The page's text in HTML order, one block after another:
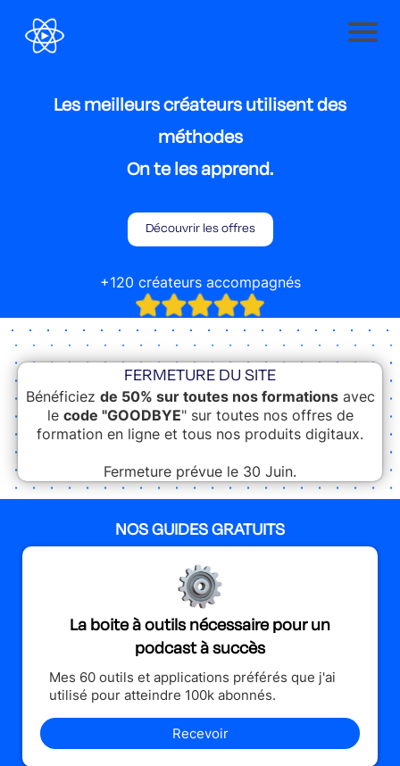
Les meilleurs créateurs utilisent des
méthodes
On te les apprend.
Découvrir les offres
+120 créateurs accompagnés
FERMETURE DU SITE
Bénéficiez de 50% sur toutes nos formationsavec
le code "GOODBYE" sur toutes nos offres de
formation en ligne et tous nos produits digitaux.
Fermeture prévue le 30 Juin.
NOS GUIDES GRATUITS
La boite à outils nécessaire pour un
podcast à succès
Mes 60 outils et applications préférés que j'ai
utilisé pour atteindre 100k abonnés.
Recevoir